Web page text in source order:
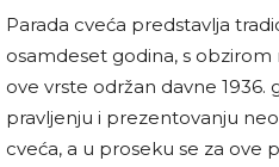
Parada cveća predstavlja
osamdeset godina, s obzirom
ove vrste održan davne 1936.
pravljenju i prezentovanju
cveća, a u proseku se za ove